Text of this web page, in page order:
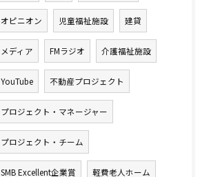
オピニオン 児童福祉施設 建貸
メディア FMラジオ 介護福祉施設
YouTube 不動産プロジェクト
プロジェクト・マネージャー
プロジェクト・チーム
SMB Excellent企業賞 軽費老人ホーム